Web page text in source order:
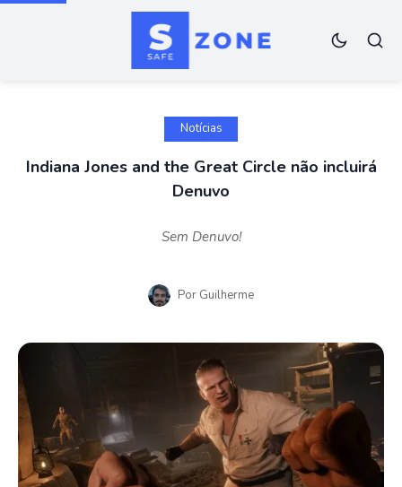
Notícias
Indiana Jones and the Great Circle não incluirá
Denuvo
Sem Denuvo!
Por Guilherme